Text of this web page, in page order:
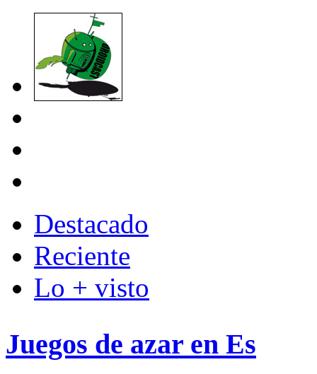
Destacado
Reciente
Lo + visto
Juegos de azar en Es